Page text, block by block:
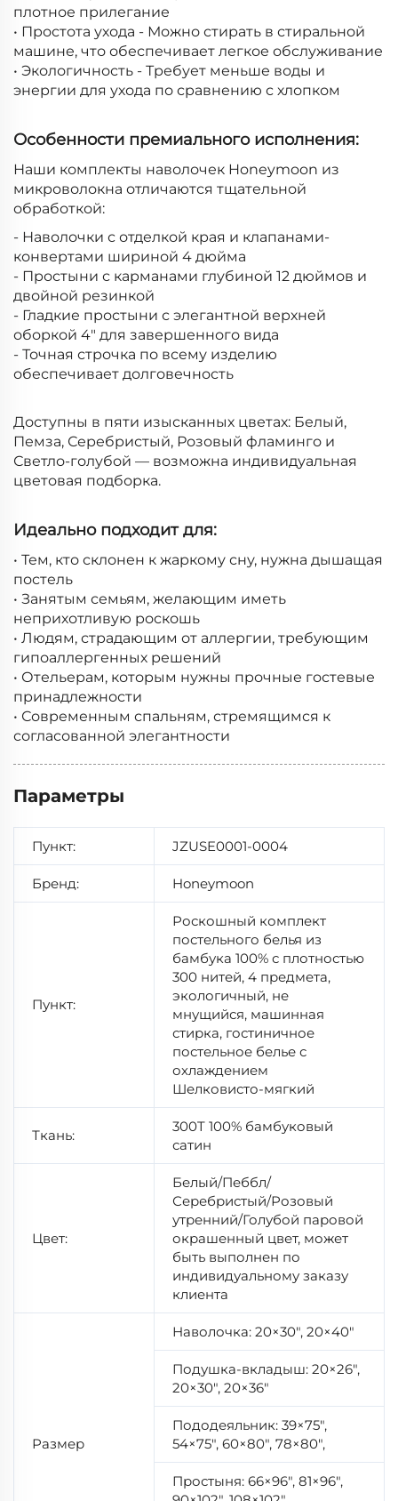
плотное прилегание
• Простота ухода - Можно стирать в стиральной
машине, что обеспечивает легкое обслуживание
• Экологичность - Требует меньше воды и
энергии для ухода по сравнению с хлопком
Особенности премиального исполнения:
Наши комплекты наволочек Honeymoon из
микроволокна отличаются тщательной
обработкой:
- Наволочки с отделкой края и клапанами-
конвертами шириной 4 дюйма
- Простыни с карманами глубиной 12 дюймов и
двойной резинкой
- Гладкие простыни с элегантной верхней
оборкой 4" для завершенного вида
- Точная строчка по всему изделию
обеспечивает долговечность
Доступны в пяти изысканных цветах: Белый,
Пемза, Серебристый, Розовый фламинго и
Светло-голубой — возможна индивидуальная
цветовая подборка.
Идеально подходит для:
• Тем, кто склонен к жаркому сну, нужна дышащая
постель
• Занятым семьям, желающим иметь
неприхотливую роскошь
• Людям, страдающим от аллергии, требующим
гипоаллергенных решений
• Отельерам, которым нужны прочные гостевые
принадлежности
• Современным спальням, стремящимся к
согласованной элегантности
Параметры
Пункт: JZUSE0001-0004
Бренд: Honeymoon
Пункт:
Роскошный комплект
постельного белья из
бамбука 100% с плотностью
300 нитей, 4 предмета,
экологичный, не
мнущийся, машинная
стирка, гостиничное
постельное белье с
охлаждением
Шелковисто-мягкий
Ткань:
300T 100% бамбуковый
сатин
Цвет:
Белый/Пеббл/
Серебристый/Розовый
утренний/Голубой паровой
окрашенный цвет, может
быть выполнен по
индивидуальному заказу
клиента
Размер
Наволочка: 20×30", 20×40"
Подушка-вкладыш: 20×26",
20×30", 20×36"
Пододеяльник: 39×75",
54×75", 60×80", 78×80",
Простыня: 66×96", 81×96",